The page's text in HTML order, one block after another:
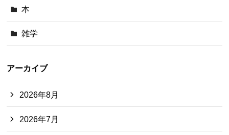
本
雑学
アーカイブ
2026年8月
2026年7月